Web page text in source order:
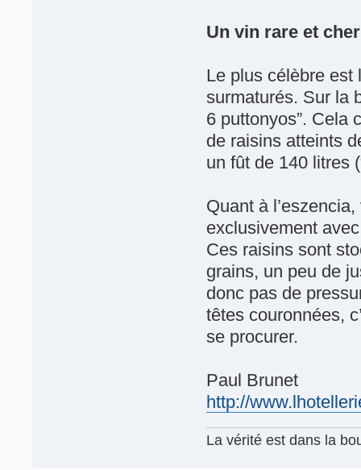
Un vin rare et cher
Le plus célèbre est
surmaturés. Sur la
6 puttonyos”. Cela
de raisins atteints
un fût de 140 litres
Quant à
exclusivement
Ces raisins sont
grains, un peu de
donc pas de
têtes couronnées,
se procurer.
Paul Brunet
http://
La vérité est dans la